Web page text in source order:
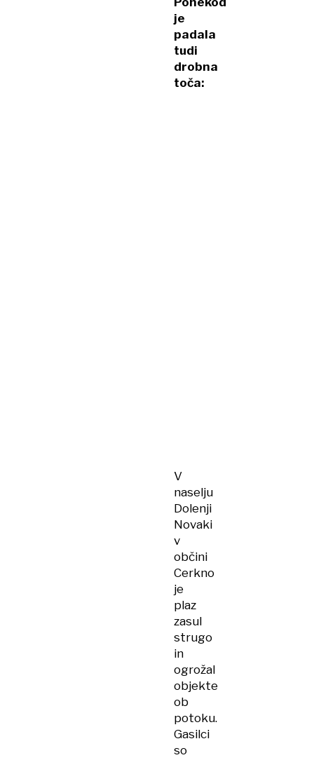
je
padala
tudi
drobna
toča:
V
naselju
Dolenji
Novaki
v
občini
Cerkno
je
plaz
zasul
strugo
in
ogrožal
objekte
ob
potoku.
Gasilci
so